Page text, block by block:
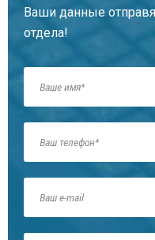
Ваши данные
отдела!